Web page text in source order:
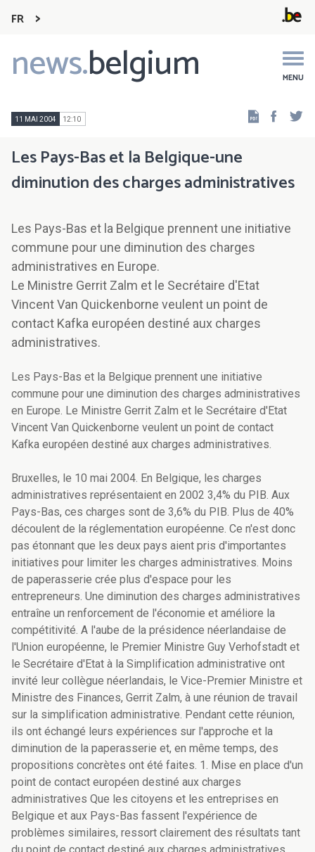
FR
news.belgium MENU
Main
navigation
11 MAI 2004 12:10
Les Pays-Bas et la Belgique-une
diminution des charges administratives
Les Pays-Bas et la Belgique prennent une initiative
commune pour une diminution des charges
administratives en Europe.
Le Ministre Gerrit Zalm et le Secrétaire d'Etat
Vincent Van Quickenborne veulent un point de
contact Kafka européen destiné aux charges
administratives.
Les Pays-Bas et la Belgique prennent une initiative
commune pour une diminution des charges administratives
en Europe. Le Ministre Gerrit Zalm et le Secrétaire d'Etat
Vincent Van Quickenborne veulent un point de contact
Kafka européen destiné aux charges administratives.
Bruxelles, le 10 mai 2004. En Belgique, les charges
administratives représentaient en 2002 3,4% du PIB. Aux
Pays-Bas, ces charges sont de 3,6% du PIB. Plus de 40%
découlent de la réglementation européenne. Ce n'est donc
pas étonnant que les deux pays aient pris d'importantes
initiatives pour limiter les charges administratives. Moins
de paperasserie crée plus d'espace pour les
entrepreneurs. Une diminution des charges administratives
entraîne un renforcement de l'économie et améliore la
compétitivité. A l'aube de la présidence néerlandaise de
l'Union européenne, le Premier Ministre Guy Verhofstadt et
le Secrétaire d'Etat à la Simplification administrative ont
invité leur collègue néerlandais, le Vice-Premier Ministre et
Ministre des Finances, Gerrit Zalm, à une réunion de travail
sur la simplification administrative. Pendant cette réunion,
ils ont échangé leurs expériences sur l'approche et la
diminution de la paperasserie et, en même temps, des
propositions concrètes ont été faites. 1. Mise en place d'un
point de contact européen destiné aux charges
administratives Que les citoyens et les entreprises en
Belgique et aux Pays-Bas fassent l'expérience de
problèmes similaires, ressort clairement des résultats tant